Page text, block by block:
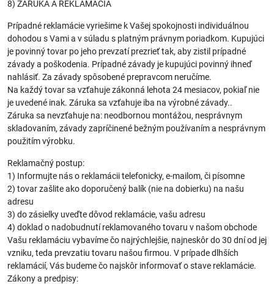
8) ZÁRUKA A REKLAMÁCIA
Prípadné reklamácie vyriešime k Vašej spokojnosti individuálnou
dohodou s Vami a v súladu s platným právnym poriadkom. Kupujúci
je povinný tovar po jeho prevzatí prezrieť tak, aby zistil prípadné
závady a poškodenia. Prípadné závady je kupujúci povinný ihneď
nahlásiť. Za závady spôsobené prepravcom neručíme.
Na každý tovar sa vzťahuje zákonná lehota 24 mesiacov, pokiaľ nie
je uvedené inak. Záruka sa vzťahuje iba na výrobné závady..
Záruka sa nevzťahuje na: neodbornou montážou, nesprávnym
skladovaním, závady zapríčinené bežným používaním a nesprávnym
použitím výrobku.
Reklamačný postup:
1) Informujte nás o reklamácii telefonicky, e-mailom, či písomne
2) tovar zašlite ako doporučený balík (nie na dobierku) na našu
adresu
3) do zásielky uveďte dôvod reklamácie, vašu adresu
4) doklad o nadobudnutí reklamovaného tovaru v našom obchode
Vašu reklamáciu vybavíme čo najrýchlejšie, najneskôr do 30 dní od jej
vzniku, teda prevzatiu tovaru našou firmou. V prípade dlhších
reklamácií, Vás budeme čo najskôr informovať o stave reklamácie.
Zákony a predpisy: